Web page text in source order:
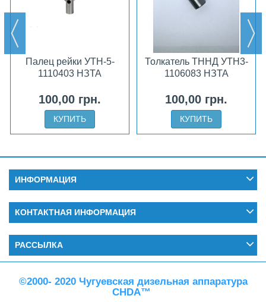
Палец рейки УТН-5-
1110403 НЗТА
100,00 грн.
КУПИТЬ
Толкатель ТННД УТН3-
1106083 НЗТА
100,00 грн.
КУПИТЬ
ИНФОРМАЦИЯ
КОНТАКТНАЯ ИНФОРМАЦИЯ
РАССЫЛКА
©2000- 2020 Чугуевская дизельная аппаратура
CHDA™